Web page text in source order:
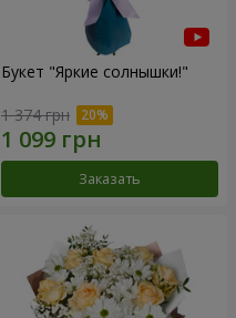
Букет "Яркие солнышки!"
1 374 грн
Заказать